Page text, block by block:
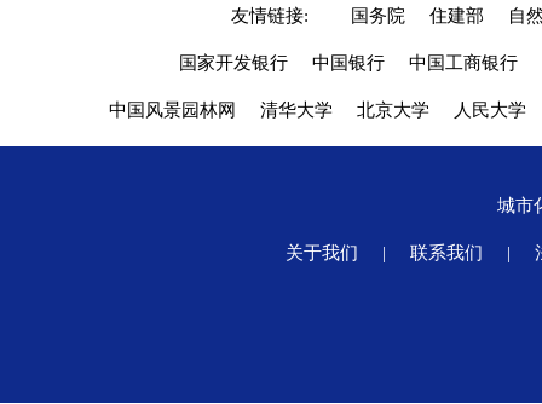
友情链接: 国务院 住建部 自
国家开发银行 中国银行 中国工商银行
中国风景园林网 清华大学 北京大学 人民大学
城市
关于我们 | 联系我们 |